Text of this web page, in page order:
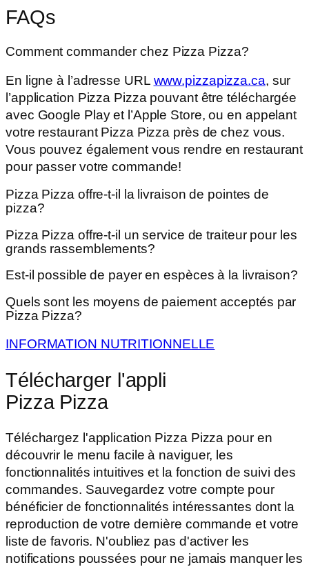
FAQs
Comment commander chez Pizza Pizza?
En ligne à l’adresse URL www.pizzapizza.ca, sur
l’application Pizza Pizza pouvant être téléchargée
avec Google Play et l’Apple Store, ou en appelant
votre restaurant Pizza Pizza près de chez vous.
Vous pouvez également vous rendre en restaurant
pour passer votre commande!
Pizza Pizza offre-t-il la livraison de pointes de
pizza?
Pizza Pizza offre-t-il un service de traiteur pour les
grands rassemblements?
Est-il possible de payer en espèces à la livraison?
Quels sont les moyens de paiement acceptés par
Pizza Pizza?
INFORMATION NUTRITIONNELLE
Télécharger l'appli
Pizza Pizza
Téléchargez l'application Pizza Pizza pour en
découvrir le menu facile à naviguer, les
fonctionnalités intuitives et la fonction de suivi des
commandes. Sauvegardez votre compte pour
bénéficier de fonctionnalités intéressantes dont la
reproduction de votre dernière commande et votre
liste de favoris. N'oubliez pas d'activer les
notifications poussées pour ne jamais manquer les